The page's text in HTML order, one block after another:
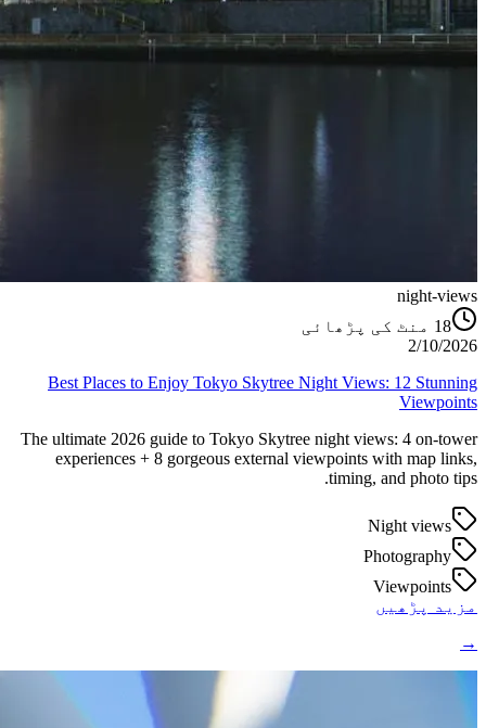
night-views
18 منٹ کی پڑھائی
2/10/2026
Best Places to Enjoy Tokyo Skytree Night Views: 12 Stunning
Viewpoints
The ultimate 2026 guide to Tokyo Skytree night views: 4 on-tower
experiences + 8 gorgeous external viewpoints with map links,
timing, and photo tips.
Night views
Photography
Viewpoints
مزید پڑھیں
→